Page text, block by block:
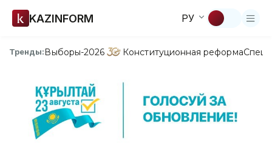
KAZINFORM РУ
Тренды:Выборы-2026 Конституционная реформа